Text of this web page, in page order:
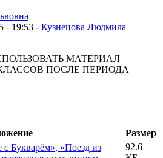
- 19:53 - Кузнецова Людмила
МАТЕРИАЛ
ПОСЛЕ ПЕРИОДА
Размер
Букварём», «Поезд из
92.6